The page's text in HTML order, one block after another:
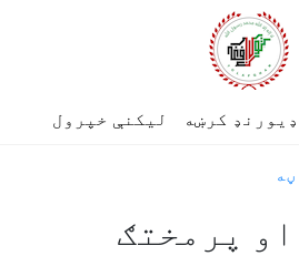
ډیورنډ کرښه لیکنې خپرول
پرمختګ